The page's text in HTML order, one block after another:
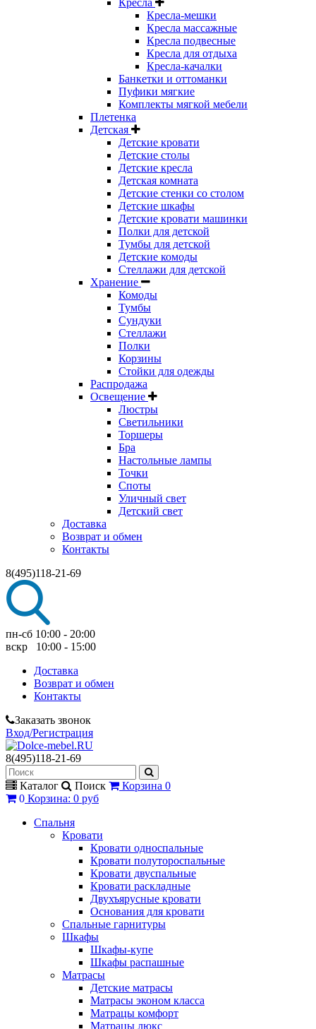
Кресла
Кресла-мешки
Кресла массажные
Кресла подвесные
Кресла для отдыха
Кресла-качалки
Банкетки и оттоманки
Пуфики мягкие
Комплекты мягкой мебели
Плетенка
Детская
Детские кровати
Детские столы
Детские кресла
Детская комната
Детские стенки со столом
Детские шкафы
Детские кровати машинки
Полки для детской
Тумбы для детской
Детские комоды
Стеллажи для детской
Хранение
Комоды
Тумбы
Сундуки
Стеллажи
Полки
Корзины
Стойки для одежды
Распродажа
Освещение
Люстры
Светильники
Торшеры
Бра
Настольные лампы
Точки
Споты
Уличный свет
Детский свет
Доставка
Возврат и обмен
Контакты
8(495)118-21-69
пн-сб 10:00 - 20:00
вскр 10:00 - 15:00
Доставка
Возврат и обмен
Контакты
Заказать звонок
Вход/Регистрация
8(495)118-21-69
Каталог Поиск Корзина 0
0 Корзина: 0 руб
Спальня
Кровати
Кровати односпальные
Кровати полутороспальные
Кровати двуспальные
Кровати раскладные
Двухъярусные кровати
Основания для кровати
Спальные гарнитуры
Шкафы
Шкафы-купе
Шкафы распашные
Матрасы
Детские матрасы
Матрасы эконом класса
Матрацы комфорт
Матрацы люкс